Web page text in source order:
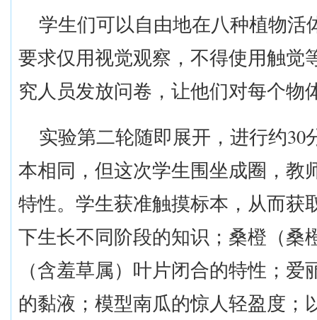
学生们可以自由地在八种植物活
要求仅用视觉观察，不得使用触觉
究人员发放问卷，让他们对每个物
实验第二轮随即展开，进行约30
本相同，但这次学生围坐成圈，教
特性。学生获准触摸标本，从而获
下生长不同阶段的知识；桑橙（桑
（含羞草属）叶片闭合的特性；
的黏液； 模型南瓜的惊人轻盈度；